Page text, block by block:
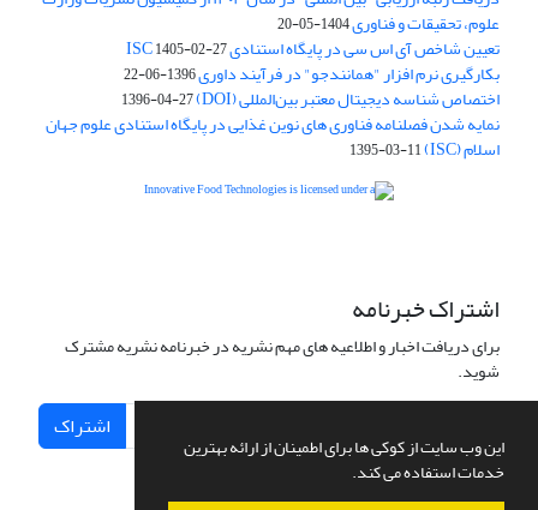
این وب سایت از کوکی ها برای اطمینان از ارائه بهترین
خدمات استفاده می کند.
علوم، تحقیقات و فناوری1404-05-20
تعیین شاخص آی اس سی در پایگاه استنادی ISC1405-02-27
بکارگیری نرم افزار "همانندجو" در فرآیند داوری1396-06-22
اختصاص شناسه دیجیتال معتبر بین‌المللی (DOI) 1396-04-27
نمایه شدن فصلنامه فناوری های نوین غذایی در پایگاه استنادی علوم جهان
اسلام (ISC) 1395-03-11
اشتراک خبرنامه
برای دریافت اخبار و اطلاعیه های مهم نشریه در خبرنامه نشریه مشترک
شوید.
اشتراک